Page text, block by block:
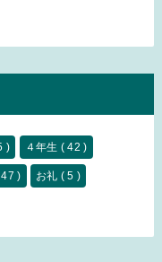
) ４年生 ( 42 )
) お礼 ( 5 )